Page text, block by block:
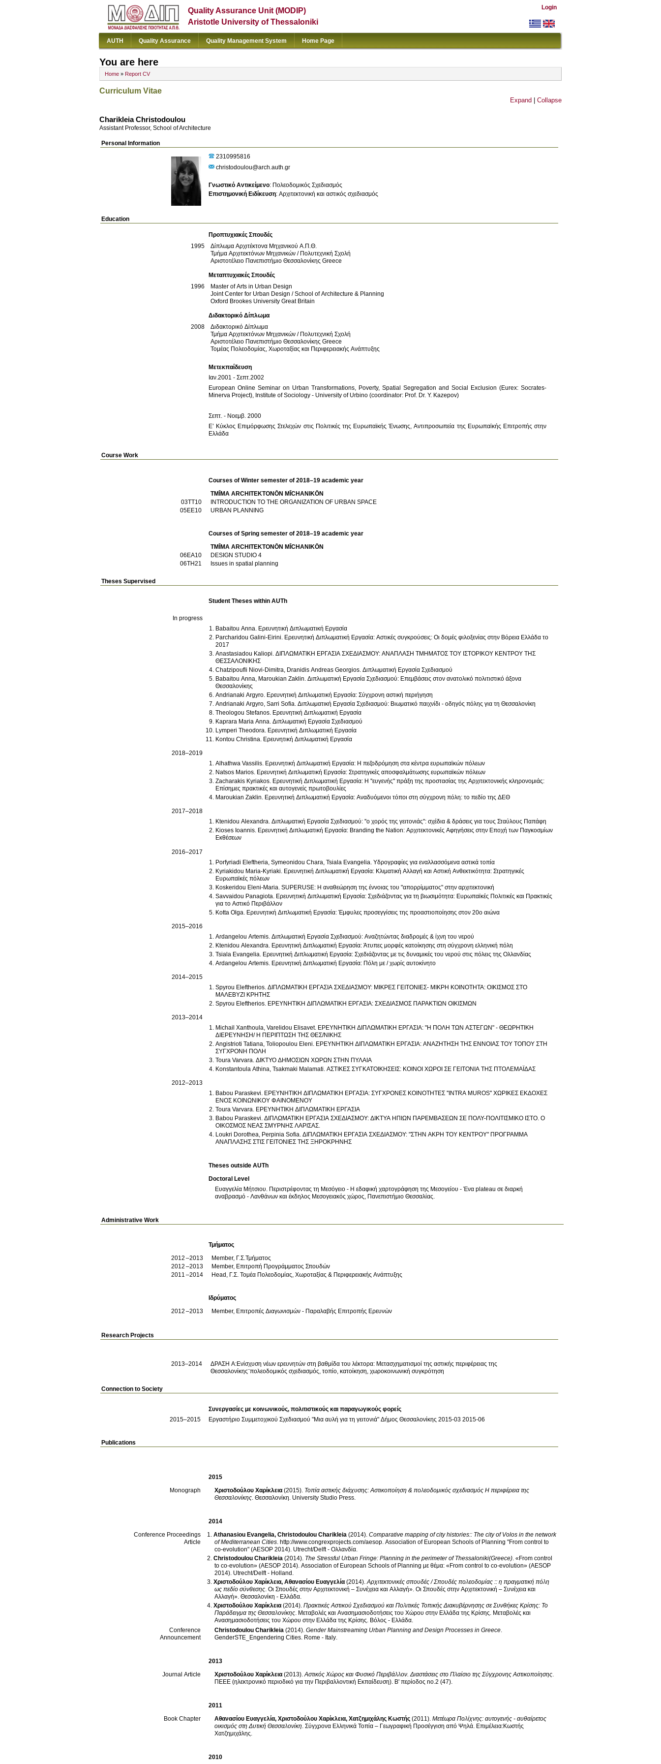
Quality Assurance Unit (MODIP)
Aristotle University of Thessaloniki
Login
AUTH Quality Assurance Quality Management System Home Page
You are here
Home » Report CV
Curriculum Vitae
Expand Collapse
Charikleia Christodoulou
Assistant Professor, School of Architecture
Personal Information
2310995816
christodoulou@arch.auth.gr
Γνωστικό Αντικείμενο: Πολεοδομικός Σχεδιασμός
Επιστημονική Ειδίκευση: Αρχιτεκτονική και αστικός σχεδιασμός
Education
Προπτυχιακές Σπουδές
1995
Δίπλωμα Αρχιτέκτονα Μηχανικού Α.Π.Θ.
Τμήμα Αρχιτεκτόνων Μηχανικών / Πολυτεχνική Σχολή
Αριστοτέλειο Πανεπιστήμιο Θεσσαλονίκης Greece
Μεταπτυχιακές Σπουδές
1996
Μaster of Arts in Urban Design
Joint Center for Urban Design / School of Architecture & Planning
Oxford Brookes University Great Britain
Διδακτορικό Δίπλωμα
2008
Διδακτορικό Δίπλωμα
Τμήμα Αρχιτεκτόνων Μηχανικών / Πολυτεχνική Σχολή
Αριστοτέλειο Πανεπιστήμιο Θεσσαλονίκης Greece
Τομέας Πολεοδομίας, Χωροταξίας και Περιφερειακής Ανάπτυξης
Μετεκπαίδευση
European Online Seminar on Urban Transformations, Poverty, Spatial Segregation and Social Exclusion (Eurex: Socrates-
Ε’ Κύκλος Επιμόρφωσης Στελεχών στις Πολιτικές της Ευρωπαϊκής Ένωσης, Αντιπροσωπεία της Ευρωπαϊκής Επιτροπής στην
Ελλάδα
Course Work
Courses of Winter semester of 2018–19 academic year
TMĪMA ARCΗITEKTONŌN MĪCΗANIKŌN
03TT10
INTRODUCTION TO THE ORGANIZATION OF URBAN SPACE
05EE10
URBAN PLANNING
Courses of Spring semester of 2018–19 academic year
TMĪMA ARCΗITEKTONŌN MĪCΗANIKŌN
06EA10
DESIGN STUDIO 4
06TH21
Issues in spatial planning
Theses Supervised
Student Theses within AUTh
In progress
Babaitou Anna. Ερευνητική Διπλωματική Εργασία
Parcharidou Galini-Eirini. Ερευνητική Διπλωματική Εργασία: Αστικές συγκρούσεις: Οι δομές φιλοξενίας στην Βόρεια Ελλάδα το
2017
Anastasiadou Kaliopi. ΔΙΠΛΩΜΑΤΙΚΗ ΕΡΓΑΣΙΑ ΣΧΕΔΙΑΣΜΟΥ: ΑΝΑΠΛΑΣΗ ΤΜΗΜΑΤΟΣ ΤΟΥ ΙΣΤΟΡΙΚΟΥ ΚΕΝΤΡΟΥ ΤΗΣ
ΘΕΣΣΑΛΟΝΙΚΗΣ
Chatzipoufli Niovi-Dimitra, Dranidis Andreas Georgios. Διπλωματική Εργασία Σχεδιασμού
Babaitou Anna, Maroukian Zaklin. Διπλωματική Εργασία Σχεδιασμού: Επεμβάσεις στον ανατολικό πολιτιστικό άξονα
Θεσσαλονίκης
Andrianaki Argyro. Ερευνητική Διπλωματική Εργασία: Σύγχρονη αστική περιήγηση
Andrianaki Argyro, Sarri Sofia. Διπλωματική Εργασία Σχεδιασμού: Βιωματικό παιχνίδι - οδηγός πόλης για τη Θεσσαλονίκη
Theologou Stefanos. Ερευνητική Διπλωματική Εργασία
Kaprara Maria Anna. Διπλωματική Εργασία Σχεδιασμού
Lymperi Theodora. Ερευνητική Διπλωματική Εργασία
Kontou Christina. Ερευνητική Διπλωματική Εργασία
2018–2019
Alhathwa Vassilis. Ερευνητική Διπλωματική Εργασία: Η πεζοδρόμηση στα κέντρα ευρωπαϊκών πόλεων
Natsos Marios. Ερευνητική Διπλωματική Εργασία: Στρατηγικές αποσφαλμάτωσης ευρωπαϊκών πόλεων
Zacharakis Kyriakos. Ερευνητική Διπλωματική Εργασία: Η ''ευγενής'' πράξη της προστασίας της Αρχιτεκτονικής κληρονομιάς:
Επίσημες πρακτικές και αυτογενείς πρωτοβουλίες
Maroukian Zaklin. Ερευνητική Διπλωματική Εργασία: Αναδυόμενοι τόποι στη σύγχρονη πόλη: το πεδίο της ΔΕΘ
2017–2018
Ktenidou Alexandra. Διπλωματική Εργασία Σχεδιασμού: ''ο χορός της γειτονιάς'': σχέδια & δράσεις για τους Σταύλους Παπάφη
Kioses Ioannis. Ερευνητική Διπλωματική Εργασία: Branding the Nation: Αρχιτεκτονικές Αφηγήσεις στην Εποχή των Παγκοσμίων
Εκθέσεων
2016–2017
Porfyriadi Eleftheria, Symeonidou Chara, Tsiala Evangelia. Υδρογραφίες για εναλλασσόμενα αστικά τοπία
Kyriakidou Maria-Kyriaki. Ερευνητική Διπλωματική Εργασία: Κλιματική Αλλαγή και Αστική Ανθεκτικότητα: Στρατηγικές
Ευρωπαϊκές πόλεων
Koskeridou Eleni-Maria. SUPERUSE: Η αναθεώρηση της έννοιας του "απορρίμματος" στην αρχιτεκτονική
Savvaidou Panagiota. Ερευνητική Διπλωματική Εργασία: Σχεδιάζοντας για τη βιωσιμότητα: Ευρωπαϊκές Πολιτικές και Πρακτικές
για το Αστικό Περιβάλλον
Kotta Olga. Ερευνητική Διπλωματική Εργασία: Έμφυλες προσεγγίσεις της προαστιοποίησης στον 20ο αιώνα
2015–2016
Ardangelou Artemis. Διπλωματική Εργασία Σχεδιασμού: Αναζητώντας διαδρομές & ίχνη του νερού
Ktenidou Alexandra. Ερευνητική Διπλωματική Εργασία: Άτυπες μορφές κατοίκησης στη σύγχρονη ελληνική πόλη
Tsiala Evangelia. Ερευνητική Διπλωματική Εργασία: Σχεδιάζοντας με τις δυναμικές του νερού στις πόλεις της Ολλανδίας
Ardangelou Artemis. Ερευνητική Διπλωματική Εργασία: Πόλη με / χωρίς αυτοκίνητο
2014–2015
Spyrou Eleftherios. ΔΙΠΛΩΜΑΤΙΚΗ ΕΡΓΑΣΙΑ ΣΧΕΔΙΑΣΜΟΥ: ΜΙΚΡΕΣ ΓΕΙΤΟΝΙΕΣ- ΜΙΚΡΗ ΚΟΙΝΟΤΗΤΑ: ΟΙΚΙΣΜΟΣ ΣΤΟ
ΜΑΛΕΒΥΖΙ ΚΡΗΤΗΣ
Spyrou Eleftherios. ΕΡΕΥΝΗΤΙΚΗ ΔΙΠΛΩΜΑΤΙΚΗ ΕΡΓΑΣΙΑ: ΣΧΕΔΙΑΣΜΟΣ ΠΑΡΑΚΤΙΩΝ ΟΙΚΙΣΜΩΝ
2013–2014
Michail Xanthoula, Varelidou Elisavet. ΕΡΕΥΝΗΤΙΚΗ ΔΙΠΛΩΜΑΤΙΚΗ ΕΡΓΑΣΙΑ: "Η ΠΟΛΗ ΤΩΝ ΑΣΤΕΓΩΝ" - ΘΕΩΡΗΤΙΚΗ
ΔΙΕΡΕΥΝΗΣΗ/ Η ΠΕΡΙΠΤΩΣΗ ΤΗΣ ΘΕΣ/ΝΙΚΗΣ
Angistrioti Tatiana, Toliopoulou Eleni. ΕΡΕΥΝΗΤΙΚΗ ΔΙΠΛΩΜΑΤΙΚΗ ΕΡΓΑΣΙΑ: ΑΝΑΖΗΤΗΣΗ ΤΗΣ ΕΝΝΟΙΑΣ ΤΟΥ ΤΟΠΟΥ ΣΤΗ
ΣΥΓΧΡΟΝΗ ΠΟΛΗ
Toura Varvara. ΔΙΚΤΥΟ ΔΗΜΟΣΙΩΝ ΧΩΡΩΝ ΣΤΗΝ ΠΥΛΑΙΑ
Konstantoula Athina, Tsakmaki Malamati. ΑΣΤΙΚΕΣ ΣΥΓΚΑΤΟΙΚΗΣΕΙΣ: ΚΟΙΝΟΙ ΧΩΡΟΙ ΣΕ ΓΕΙΤΟΝΙΑ ΤΗΣ ΠΤΟΛΕΜΑΪΔΑΣ
2012–2013
Babou Paraskevi. ΕΡΕΥΝΗΤΙΚΗ ΔΙΠΛΩΜΑΤΙΚΗ ΕΡΓΑΣΙΑ: ΣΥΓΧΡΟΝΕΣ ΚΟΙΝΟΤΗΤΕΣ ''INTRA MUROS'' ΧΩΡΙΚΕΣ ΕΚΔΟΧΕΣ
ΕΝΟΣ ΚΟΙΝΩΝΙΚΟΥ ΦΑΙΝΟΜΕΝΟΥ
Toura Varvara. ΕΡΕΥΝΗΤΙΚΗ ΔΙΠΛΩΜΑΤΙΚΗ ΕΡΓΑΣΙΑ
Babou Paraskevi. ΔΙΠΛΩΜΑΤΙΚΗ ΕΡΓΑΣΙΑ ΣΧΕΔΙΑΣΜΟΥ: ΔΙΚΤΥΑ ΗΠΙΩΝ ΠΑΡΕΜΒΑΣΕΩΝ ΣΕ ΠΟΛΥ-ΠΟΛΙΤΙΣΜΙΚΟ ΙΣΤΟ. Ο
ΟΙΚΟΣΜΟΣ ΝΕΑΣ ΣΜΥΡΝΗΣ ΛΑΡΙΣΑΣ.
Loukri Dorothea, Perpinia Sofia. ΔΙΠΛΩΜΑΤΙΚΗ ΕΡΓΑΣΙΑ ΣΧΕΔΙΑΣΜΟΥ: "ΣΤΗΝ ΑΚΡΗ ΤΟΥ ΚΕΝΤΡΟΥ" ΠΡΟΓΡΑΜΜΑ
ΑΝΑΠΛΑΣΗΣ ΣΤΙΣ ΓΕΙΤΟΝΙΕΣ ΤΗΣ ΞΗΡΟΚΡΗΝΗΣ
Theses outside AUTh
Doctoral Level
Ευαγγελία Μήτσιου. Περιστρέφοντας τη Μεσόγειο - Η εδαφική χαρτογράφηση της Μεσογείου - Ένα plateau σε διαρκή
αναβρασμό - Λανθάνων και έκδηλος Μεσογειακός χώρος, Πανεπιστήμιο Θεσσαλίας.
Administrative Work
Τμήματος
2012
2013
Member, Γ.Σ.Τμήματος
2012
2013
Member, Επιτροπή Προγράμματος Σπουδών
2011
2014 Head, Γ.Σ. Τομέα Πολεοδομίας, Χωροταξίας & Περιφερειακής Ανάπτυξης
Ιδρύματος
2012
2013 Member, Επιτροπές Διαγωνισμών - Παραλαβής Επιτροπής Ερευνών
Research Projects
2013–2014
ΔΡΑΣΗ Α:Ενίσχυση νέων ερευνητών στη βαθμίδα του λέκτορα: Μετασχηματισμοί της αστικής περιφέρειας της
Θεσσαλονίκης¨πολεοδομικός σχεδιασμός, τοπίο, κατοίκηση, χωροκοινωνική συγκρότηση
Connection to Society
Συνεργασίες με κοινωνικούς, πολιτιστικούς και παραγωγικούς φορείς
2015–2015 Εργαστήριο Συμμετοχικού Σχεδιασμού "Μια αυλή για τη γειτονιά" Δήμος Θεσσαλονίκης 2015-03 2015-06
Publications
2015
Monograph
Χριστοδούλου Χαρίκλεια (2015). Τοπία αστικής διάχυσης: Αστικοποίηση & πολεοδομικός σχεδιασμός Η περιφέρεια της
Θεσσαλονίκης. Θεσσαλονίκη. University Studio Press.
2014
Conference Proceedings
Article
Athanasiou Evangelia, Christodoulou Charikleia (2014). Comparative mapping of city histories:: The city of Volos in the network
of Mediterranean Cities. http://www.congrexprojects.com/aesop. Association of European Schools of Planning "From control to
co-evolution" (AESOP 2014). Utrecht/Delft - Ολλανδία.
Christodoulou Charikleia (2014). The Stressful Urban Fringe: Planning in the perimeter of Thessaloniki(Greece). «From control
to co-evolution» (AESOP 2014). Association of European Schools of Planning με θέμα: «From control to co-evolution» (AESOP
2014). Utrecht/Delft - Holland .
Χριστοδούλου Χαρίκλεια, Αθανασίου Ευαγγελία (2014).Αρχιτεκτονικές σπουδές / Σπουδές πολεοδομίας :: η πραγματική πόλη
ως πεδίο σύνθεσης. Οι Σπουδές στην Αρχιτεκτονική – Συνέχεια και Αλλαγή». Οι Σπουδές στην Αρχιτεκτονική – Συνέχεια και
Αλλαγή». Θεσσαλονίκη - Ελλάδα.
Χριστοδούλου Χαρίκλεια (2014). Πρακτικές Αστικού Σχεδιασμού και Πολιτικές Τοπικής Διακυβέρνησης σε Συνθήκες Κρίσης: Το
Παράδειγμα της Θεσσαλονίκης. Μεταβολές και Ανασημασιοδοτήσεις του Χώρου στην Ελλάδα της Κρίσης. Μεταβολές και
Ανασημασιοδοτήσεις του Χώρου στην Ελλάδα της Κρίσης. Βόλος - Ελλάδα.
Conference
Announcement
Christodoulou Charikleia (2014). Gender Mainstreaming Urban Planning and Design Processes in Greece.
GenderSTE_Engendering Cities. Rome - Italy.
2013
Journal Article
Χριστοδούλου Χαρίκλεια (2013).Αστικός Χώρος και Φυσικό Περιβάλλον. Διαστάσεις στο Πλαίσιο της Σύγχρονης Αστικοποίησης.
ΠΕΕΕ (ηλεκτρονικό περιοδικό για την Περιβαλλοντική Εκπαίδευση). Β' περίοδος no.2 (47).
2011
Book Chapter
Αθανασίου Ευαγγελία, Χριστοδούλου Χαρίκλεια, Χατζημιχάλης Κωστής (2011). Μετέωρα Πολίχνης: αυτογενής - αυθαίρετος
οικισμός στη Δυτική Θεσσαλονίκη. Σύγχρονα Ελληνικά Τοπία – Γεωγραφική Προσέγγιση από Ψηλά. Επιμέλεια:Κωστής
Χατζημιχάλης.
2010